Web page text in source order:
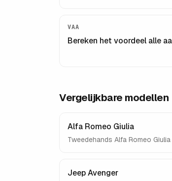
VAA
Bereken het voordeel alle
Vergelijkbare modellen
Alfa Romeo Giulia
Tweedehands Alfa Romeo Giulia
Jeep Avenger